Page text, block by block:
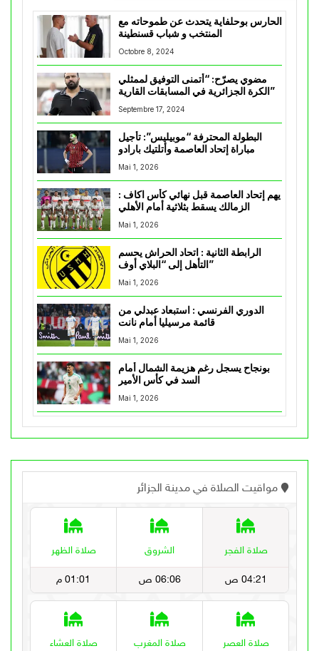
الحارس بوحلفاية يتحدث عن طموحاته مع
المنتخب و شباب قسنطينة
Octobre 8, 2024
مضوي يصرّح: “أتمنى التوفيق لممثلي
الكرة الجزائرية في المسابقات القارية”
Septembre 17, 2024
البطولة المحترفة “موبيليس”: تأجيل
مباراة إتحاد العاصمة وأتلتيك بارادو
Mai 1, 2026
يهم إتحاد العاصمة قبل نهائي كأس اكاف :
Mai 1, 2026
الرابطة الثانية : اتحاد الحراش يحسم
التأهل إلى “البلاي أوف”
Mai 1, 2026
الدوري الفرنسي : استبعاد عبدلي من
قائمة مرسيليا أمام نانت
Mai 1, 2026
بونجاح يسجل رغم هزيمة الشمال أمام
السد في كأس الأمير
Mai 1, 2026